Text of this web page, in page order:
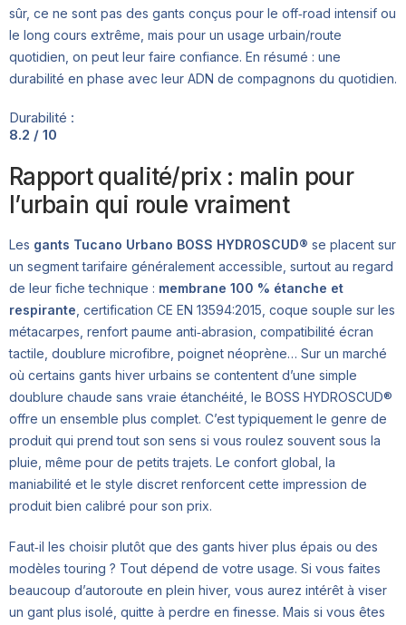
sûr, ce ne sont pas des gants conçus pour le off‑road intensif ou
le long cours extrême, mais pour un usage urbain/route
quotidien, on peut leur faire confiance. En résumé : une
durabilité en phase avec leur ADN de compagnons du quotidien.
Durabilité :
8.2 / 10
Rapport qualité/prix : malin pour
l’urbain qui roule vraiment
Les gants Tucano Urbano BOSS HYDROSCUD® se placent sur
un segment tarifaire généralement accessible, surtout au regard
de leur fiche technique : membrane 100 % étanche et
respirante, certification CE EN 13594:2015, coque souple sur les
métacarpes, renfort paume anti‑abrasion, compatibilité écran
tactile, doublure microfibre, poignet néoprène… Sur un marché
où certains gants hiver urbains se contentent d’une simple
doublure chaude sans vraie étanchéité, le BOSS HYDROSCUD®
offre un ensemble plus complet. C’est typiquement le genre de
produit qui prend tout son sens si vous roulez souvent sous la
pluie, même pour de petits trajets. Le confort global, la
maniabilité et le style discret renforcent cette impression de
produit bien calibré pour son prix.
Faut‑il les choisir plutôt que des gants hiver plus épais ou des
modèles touring ? Tout dépend de votre usage. Si vous faites
beaucoup d’autoroute en plein hiver, vous aurez intérêt à viser
un gant plus isolé, quitte à perdre en finesse. Mais si vous êtes